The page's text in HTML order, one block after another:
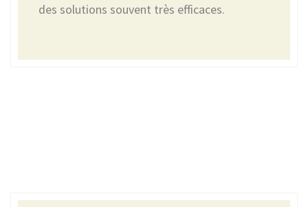
des solutions souvent très efficaces.